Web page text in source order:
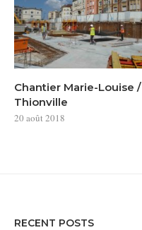
Chantier Marie-Louise /
Thionville
20 août 2018
RECENT POSTS